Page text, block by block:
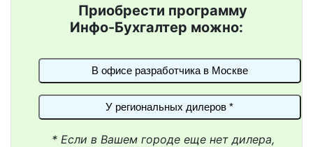
Приобрести программу
Инфо-Бухгалтер можно:
В офисе разработчика в Москве
У региональных дилеров *
* Если в Вашем городе еще нет дилера,